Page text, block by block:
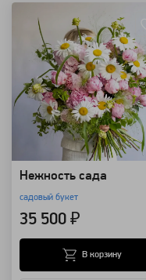
Нежность сада
садовый букет
35 500 ₽
В корзину